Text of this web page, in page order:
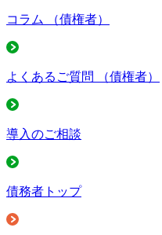
コラム （債権者）
よくあるご質問 （債権者）
導入のご相談
債務者トップ